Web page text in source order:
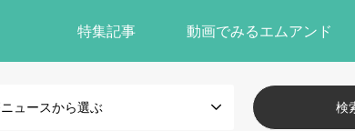
特集記事 動画でみるエムアンド
ュースから選ぶ